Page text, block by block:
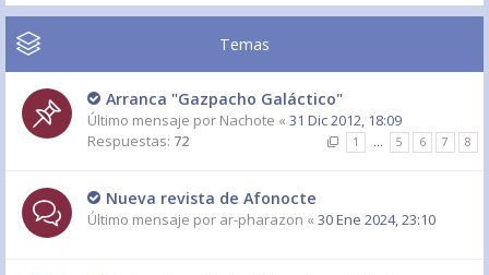
Temas
Arranca "Gazpacho Galáctico"
Último mensaje por Nachote « 31 Dic 2012, 18:09
Respuestas: 72 1 … 5 6 7 8
Nueva revista de Afonocte
Último mensaje por ar-pharazon « 30 Ene 2024, 23:10